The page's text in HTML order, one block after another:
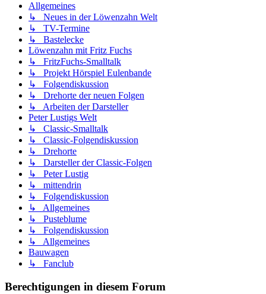
Allgemeines
↳ Neues in der Löwenzahn Welt
↳ TV-Termine
↳ Bastelecke
Löwenzahn mit Fritz Fuchs
↳ FritzFuchs-Smalltalk
↳ Projekt Hörspiel Eulenbande
↳ Folgendiskussion
↳ Drehorte der neuen Folgen
↳ Arbeiten der Darsteller
Peter Lustigs Welt
↳ Classic-Smalltalk
↳ Classic-Folgendiskussion
↳ Drehorte
↳ Darsteller der Classic-Folgen
↳ Peter Lustig
↳ mittendrin
↳ Folgendiskussion
↳ Allgemeines
↳ Pusteblume
↳ Folgendiskussion
↳ Allgemeines
Bauwagen
↳ Fanclub
Berechtigungen in diesem Forum